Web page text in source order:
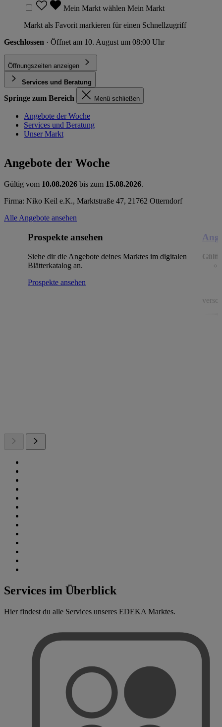
Mein Markt wählen Mein Markt
Markt als Favorit markieren für einen Schnellzugriff
Geschlossen · Öffnet am 10. August um 08:00 Uhr
Öffnungszeiten anzeigen
Services und Beratung
Springe zum Bereich Menü schließen
Angebote der Woche
Services und Beratung
Unser Markt
Angebote der Woche
Gültig vom 10.08.2026 bis zum 15.08.2026.
Firma: Niko Keil e.K., Marktstraße 47, 21762 Otterndorf
Alle Angebote ansehen
Prospekte ansehen
Siehe dir die Angebote deines Marktes im digitalen
Blätterkatalog an.
Prospekte ansehen
Services im Überblick
Hier findest du alle Services unseres EDEKA Marktes.